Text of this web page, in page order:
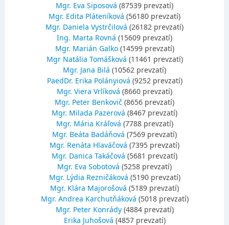
Mgr. Eva Siposová (87539 prevzatí)
Mgr. Edita Pláteníková (56180 prevzatí)
Mgr. Daniela Vystrčilová (26182 prevzatí)
Ing. Marta Rovná (15609 prevzatí)
Mgr. Marián Galko(14599 prevzatí)
Mgr Natália Tomášková (11461 prevzatí)
Mgr. Jana Bilá (10562 prevzatí)
PaedDr. Erika Polányiová (9252 prevzatí)
Mgr. Viera Vrlíková (8660 prevzatí)
Mgr. Peter Benkovič (8656 prevzatí)
Mgr. Milada Pazerová (8467 prevzatí)
Mgr. Mária Kráľová (7788 prevzatí)
Mgr. Beáta Badáňová (7569 prevzatí)
Mgr. Renáta Hlaváčová (7395 prevzatí)
Mgr. Danica Takáčová (5681 prevzatí)
Mgr. Eva Sobotová (5258 prevzatí)
Mgr. Lýdia Rezničáková (5190 prevzatí)
Mgr. Klára Majorošová (5189 prevzatí)
Mgr. Andrea Karchutňáková (5018 prevzatí)
Mgr. Peter Konrády(4884 prevzatí)
Erika Juhošová (4857 prevzatí)